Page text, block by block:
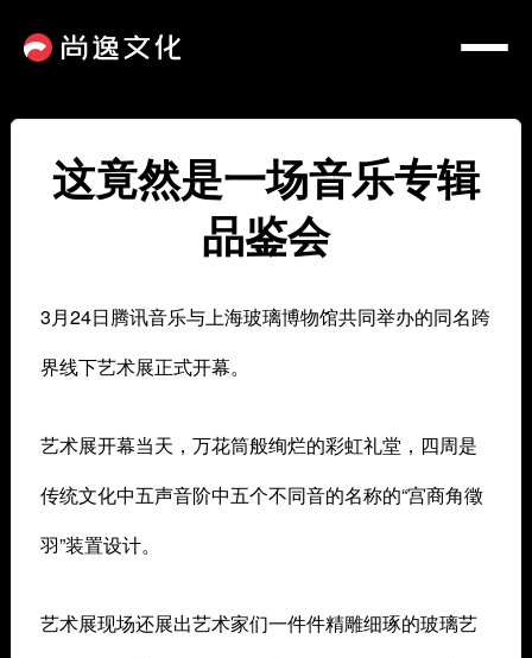
这竟然是一场音乐专辑
品鉴会
3月24日腾讯音乐与上海玻璃博物馆共同举办的同名跨
界线下艺术展正式开幕。
艺术展开幕当天，万花筒般绚烂的彩虹礼堂，四周是
传统文化中五声音阶中五个不同音的名称的“宫商角徵
羽”装置设计。
艺术展现场还展出艺术家们一件件精雕细琢的玻璃艺